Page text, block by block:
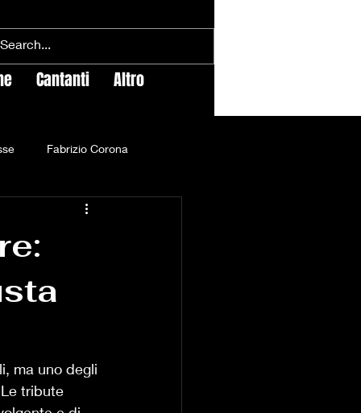
Cantanti Altro
Fabrizio Corona
calcio
spettacoli
ma uno degli
tribute